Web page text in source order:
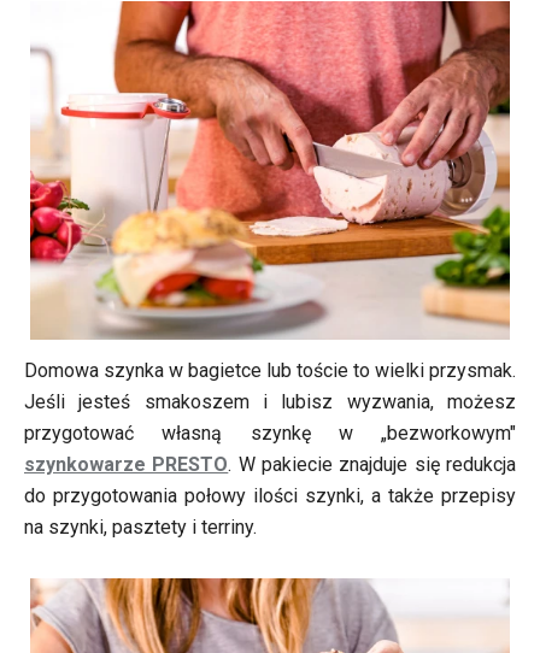
Domowa szynka w bagietce lub toście to wielki przysmak.
Jeśli jesteś smakoszem i lubisz wyzwania, możesz
przygotować własną szynkę w „bezworkowym"
szynkowarze PRESTO. W pakiecie znajduje się redukcja
do przygotowania połowy ilości szynki, a także przepisy
na szynki, pasztety i terriny.